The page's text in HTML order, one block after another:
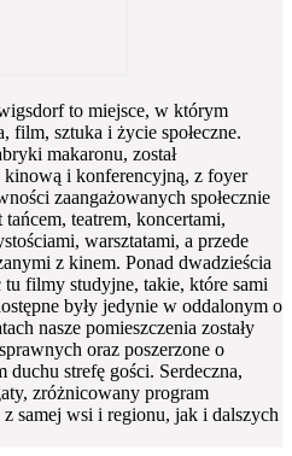
to miejsce, w którym
film, sztuka i życie społeczne.
makaronu, został
kinową i konferencyjną, z foyer
zaangażowanych społecznie
teatrem, koncertami,
warsztatami, a przede
z kinem. Ponad dwadzieścia
filmy studyjne, takie, które sami
były jedynie w oddalonym o
nasze pomieszczenia zostały
oraz poszerzone o
strefę gości. Serdeczna,
zróżnicowany program
samej wsi i regionu, jak i dalszych